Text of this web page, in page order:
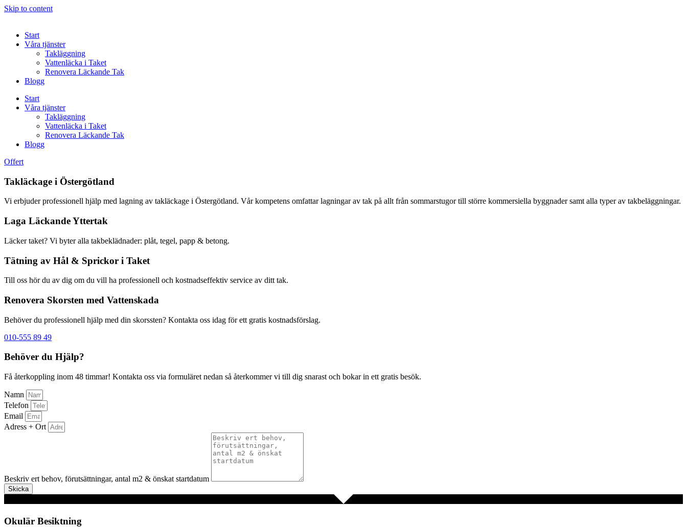
Skip to content
Start
Våra tjänster
Takläggning
Vattenläcka i Taket
Renovera Läckande Tak
Blogg
Start
Våra tjänster
Takläggning
Vattenläcka i Taket
Renovera Läckande Tak
Blogg
Offert
Takläckage i Östergötland
Vi erbjuder professionell hjälp med lagning av takläckage i Östergötland. Vår kompetens omfattar lagningar av tak på allt från sommarstugor till större kommersiella byggnader samt alla typer av takbeläggningar.
Laga Läckande Yttertak
Läcker taket? Vi byter alla takbeklädnader: plåt, tegel, papp & betong.
Tätning av Hål & Sprickor i Taket
Till oss hör du av dig om du vill ha professionell och kostnadseffektiv service av ditt tak.
Renovera Skorsten med Vattenskada
Behöver du professionell hjälp med din skorssten? Kontakta oss idag för ett gratis kostnadsförslag.
010-555 89 49
Behöver du Hjälp?
Få återkoppling inom 48 timmar! Kontakta oss via formuläret nedan så återkommer vi till dig snarast och bokar in ett gratis besök.
Namn
Telefon
Email
Adress + Ort
Beskriv ert behov, förutsättningar, antal m2 & önskat startdatum
Skicka
Okulär Besiktning